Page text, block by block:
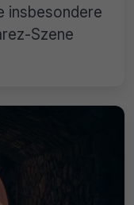
insbesondere
Szene